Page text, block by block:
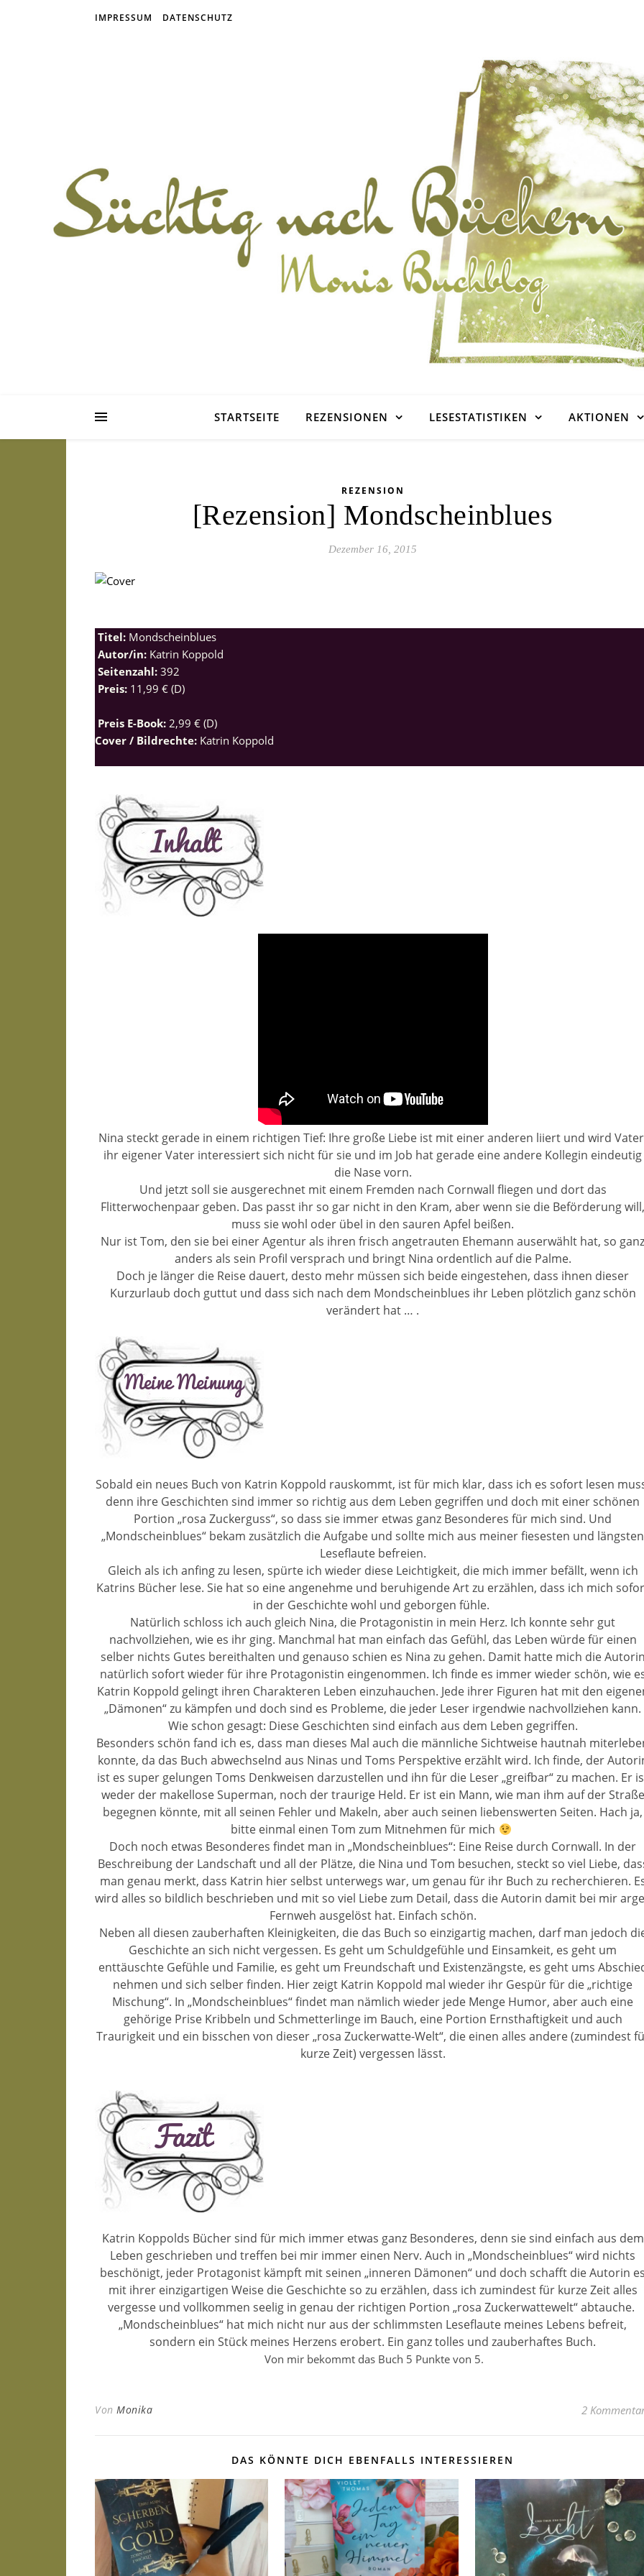
IMPRESSUM DATENSCHUTZ
STARTSEITE REZENSIONEN LESESTATISTIKEN AKTIONEN
REZENSION
[Rezension] Mondscheinblues
Dezember 16, 2015
Titel: Mondscheinblues
Autor/in: Katrin Koppold
Seitenzahl: 392
Preis: 11,99 € (D)
Preis E-Book: 2,99 € (D)
Cover / Bildrechte: Katrin Koppold
Nina steckt gerade in einem richtigen Tief: Ihre große Liebe ist mit einer anderen liiert und wird
ihr eigener Vater interessiert sich nicht für sie und im Job hat gerade eine andere Kollegin eindeutig
die Nase vorn.
Und jetzt soll sie ausgerechnet mit einem Fremden nach Cornwall fliegen und dort das
Flitterwochenpaar geben. Das passt ihr so gar nicht in den Kram, aber wenn sie die Beförderung will,
muss sie wohl oder übel in den sauren Apfel beißen.
Nur ist Tom, den sie bei einer Agentur als ihren frisch angetrauten Ehemann auserwählt hat, so ganz
anders als sein Profil versprach und bringt Nina ordentlich auf die Palme.
Doch je länger die Reise dauert, desto mehr müssen sich beide eingestehen, dass ihnen dieser
Kurzurlaub doch guttut und dass sich nach dem Mondscheinblues ihr Leben plötzlich ganz schön
verändert hat … .
Sobald ein neues Buch von Katrin Koppold rauskommt, ist für mich klar, dass ich es sofort lesen
denn ihre Geschichten sind immer so richtig aus dem Leben gegriffen und doch mit einer schönen
Portion „rosa Zuckerguss“, so dass sie immer etwas ganz Besonderes für mich sind. Und
„Mondscheinblues“ bekam zusätzlich die Aufgabe und sollte mich aus meiner fiesesten und längsten
Leseflaute befreien.
Gleich als ich anfing zu lesen, spürte ich wieder diese Leichtigkeit, die mich immer befällt, wenn ich
Katrins Bücher lese. Sie hat so eine angenehme und beruhigende Art zu erzählen, dass ich mich
in der Geschichte wohl und geborgen fühle.
Natürlich schloss ich auch gleich Nina, die Protagonistin in mein Herz. Ich konnte sehr gut
nachvollziehen, wie es ihr ging. Manchmal hat man einfach das Gefühl, das Leben würde für einen
selber nichts Gutes bereithalten und genauso schien es Nina zu gehen. Damit hatte mich die
natürlich sofort wieder für ihre Protagonistin eingenommen. Ich finde es immer wieder schön, wie
Katrin Koppold gelingt ihren Charakteren Leben einzuhauchen. Jede ihrer Figuren hat mit den
„Dämonen“ zu kämpfen und doch sind es Probleme, die jeder Leser irgendwie nachvollziehen kann.
Wie schon gesagt: Diese Geschichten sind einfach aus dem Leben gegriffen.
Besonders schön fand ich es, dass man dieses Mal auch die männliche Sichtweise hautnah
konnte, da das Buch abwechselnd aus Ninas und Toms Perspektive erzählt wird. Ich finde, der
ist es super gelungen Toms Denkweisen darzustellen und ihn für die Leser „greifbar“ zu machen. Er
weder der makellose Superman, noch der traurige Held. Er ist ein Mann, wie man ihm auf der Straße
begegnen könnte, mit all seinen Fehler und Makeln, aber auch seinen liebenswerten Seiten. Hach ja,
bitte einmal einen Tom zum Mitnehmen für mich
Doch noch etwas Besonderes findet man in „Mondscheinblues“: Eine Reise durch Cornwall. In der
Beschreibung der Landschaft und all der Plätze, die Nina und Tom besuchen, steckt so viel Liebe,
man genau merkt, dass Katrin hier selbst unterwegs war, um genau für ihr Buch zu recherchieren.
wird alles so bildlich beschrieben und mit so viel Liebe zum Detail, dass die Autorin damit bei mir
Fernweh ausgelöst hat. Einfach schön.
Neben all diesen zauberhaften Kleinigkeiten, die das Buch so einzigartig machen, darf man jedoch
Geschichte an sich nicht vergessen. Es geht um Schuldgefühle und Einsamkeit, es geht um
enttäuschte Gefühle und Familie, es geht um Freundschaft und Existenzängste, es geht ums
nehmen und sich selber finden. Hier zeigt Katrin Koppold mal wieder ihr Gespür für die „richtige
Mischung“. In „Mondscheinblues“ findet man nämlich wieder jede Menge Humor, aber auch eine
gehörige Prise Kribbeln und Schmetterlinge im Bauch, eine Portion Ernsthaftigkeit und auch
Traurigkeit und ein bisschen von dieser „rosa Zuckerwatte-Welt“, die einen alles andere (zumindest
kurze Zeit) vergessen lässt.
Katrin Koppolds Bücher sind für mich immer etwas ganz Besonderes, denn sie sind einfach aus dem
Leben geschrieben und treffen bei mir immer einen Nerv. Auch in „Mondscheinblues“ wird nichts
beschönigt, jeder Protagonist kämpft mit seinen „inneren Dämonen“ und doch schafft die Autorin
mit ihrer einzigartigen Weise die Geschichte so zu erzählen, dass ich zumindest für kurze Zeit alles
vergesse und vollkommen seelig in genau der richtigen Portion „rosa Zuckerwattewelt“ abtauche.
„Mondscheinblues“ hat mich nicht nur aus der schlimmsten Leseflaute meines Lebens befreit,
sondern ein Stück meines Herzens erobert. Ein ganz tolles und zauberhaftes Buch.
Von mir bekommt das Buch 5 Punkte von 5.
Von Monika 2
DAS KÖNNTE DICH EBENFALLS INTERESSIEREN